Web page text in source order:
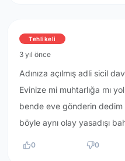
Tehlikeli
3 yıl önce
Adınıza açılmış adli sicil
Evinize mi muhtarlığa mı
bende eve gönderin dedim
böyle aynı olay yasadışı
0 0